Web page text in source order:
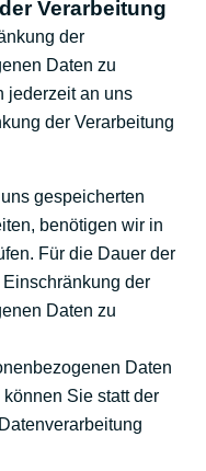
Verarbeitung
der
Daten zu
jederzeit an uns
der Verarbeitung
gespeicherten
benötigen wir in
Für die Dauer der
der
Daten zu
Daten
Sie statt der